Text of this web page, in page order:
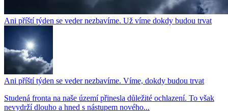
Ani příští týden se veder nezbavíme. Už víme dokdy budou trvat
Ani příští týden se veder nezbavíme. Víme, dokdy budou trvat
Studená fronta na naše území přinesla důležité ochlazení. To však
nevydrží dlouho a hned s nástupem nového...